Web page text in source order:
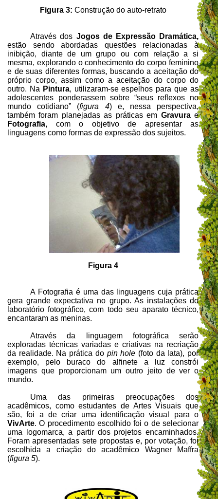
Figura 3: Construção do auto-retrato
Através dos Jogos de Expressão Dramática,
estão sendo abordadas questões relacionadas à
inibição, diante de um grupo ou com relação a si
mesma, explorando o conhecimento do corpo feminino
e de suas diferentes formas, buscando a aceitação do
próprio corpo, assim como a aceitação do corpo do
outro. Na Pintura, utilizaram-se espelhos para que as
adolescentes ponderassem sobre “seus reflexos no
mundo cotidiano” (figura 4) e, nessa perspectiva,
também foram planejadas as práticas em Gravurae
Fotografia, com o objetivo de apresentar as
linguagens como formas de expressão dos sujeitos.
Figura 4
A Fotografia é uma das linguagens cuja prática
gera grande expectativa no grupo. As instalações do
laboratório fotográfico, com todo seu aparato técnico,
encantaram as meninas.
Através da linguagem fotográfica serão
exploradas técnicas variadas e criativas na recriação
da realidade. Na prática do pin hole (foto da lata), por
exemplo, pelo buraco do alfinete a luz constrói
imagens que proporcionam um outro jeito de ver o
mundo.
Uma das primeiras preocupações dos
acadêmicos, como estudantes de Artes Visuais que
são, foi a de criar uma identificação visual para o
VivArte. O procedimento escolhido foi o de selecionar
uma logomarca, a partir dos projetos encaminhados.
Foram apresentadas sete propostas e, por votação, foi
escolhida a criação do acadêmico Wagner Maffra
(figura 5).